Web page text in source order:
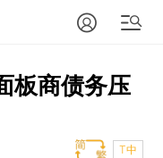
板商债务压
T中